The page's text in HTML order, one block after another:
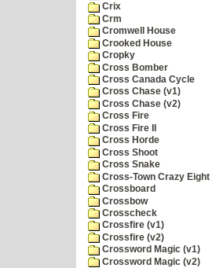
Crix
Crm
Cromwell House
Crooked House
Cropky
Cross Bomber
Cross Canada Cycle
Cross Chase (v1)
Cross Chase (v2)
Cross Fire
Cross Fire II
Cross Horde
Cross Shoot
Cross Snake
Cross-Town Crazy Eight
Crossboard
Crossbow
Crosscheck
Crossfire (v1)
Crossfire (v2)
Crossword Magic (v1)
Crossword Magic (v2)